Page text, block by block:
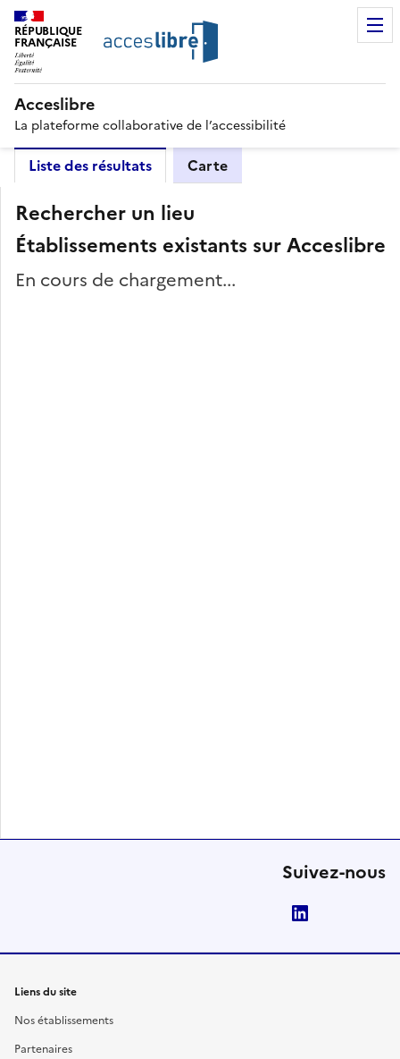
RÉPUBLIQUE
FRANÇAISE
Acceslibre
La plateforme collaborative de l’accessibilité
Liste des résultats Carte
Rechercher un lieu
Établissements existants sur Acceslibre
En cours de chargement...
Suivez-nous
Liens du site
Nos établissements
Partenaires